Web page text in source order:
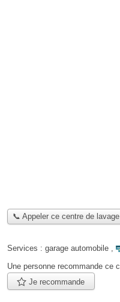
📞 Appeler ce centre de
Services : garage automobile ,
Une personne recommande ce
Je recommande